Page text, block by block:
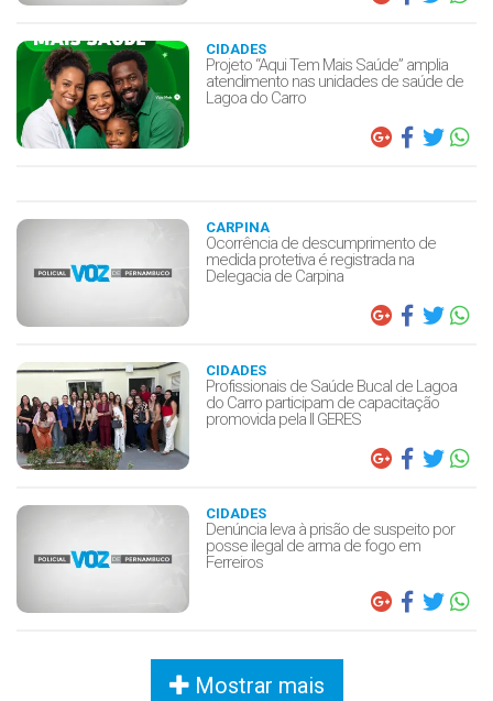
CIDADES
Projeto “Aqui Tem Mais Saúde” amplia
atendimento nas unidades de saúde de
Lagoa do Carro
CARPINA
Ocorrência de descumprimento de
medida protetiva é registrada na
Delegacia de Carpina
CIDADES
Profissionais de Saúde Bucal de Lagoa
do Carro participam de capacitação
promovida pela II GERES
CIDADES
Denúncia leva à prisão de suspeito por
posse ilegal de arma de fogo em
Ferreiros
Mostrar mais